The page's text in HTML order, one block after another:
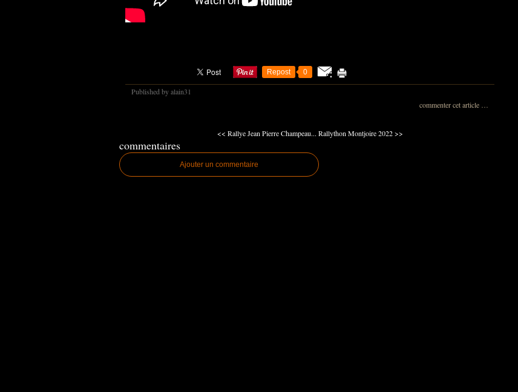
Repost 0
Published by alain31
commenter cet article
<< Rallye Jean Pierre Champeau... Rallython Montjoire 2022 >>
commentaires
Ajouter un commentaire